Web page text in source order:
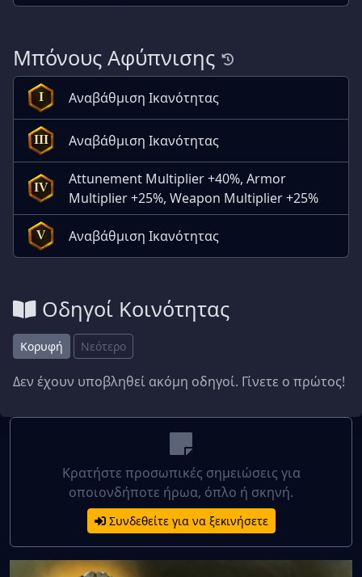
Μπόνους Αφύπνισης
I Αναβάθμιση Ικανότητας
III Αναβάθμιση Ικανότητας
IV
Attunement Multiplier +40%, Armor
Multiplier +25%, Weapon Multiplier +25%
V Αναβάθμιση Ικανότητας
Οδηγοί Κοινότητας
Κορυφή Νεότερο
Δεν έχουν υποβληθεί ακόμη οδηγοί. Γίνετε ο πρώτος!
Κρατήστε προσωπικές σημειώσεις για
οποιονδήποτε ήρωα, όπλο ή σκηνή.
Συνδεθείτε για να ξεκινήσετε